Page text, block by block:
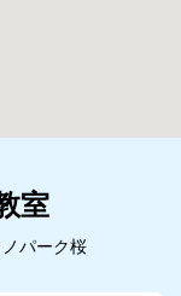
室
パーク桜